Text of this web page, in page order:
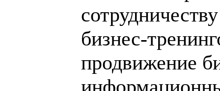
бизнес-
продвижение